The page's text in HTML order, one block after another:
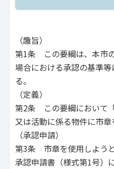
（趣旨）
第1条 この要綱は、本市
場合における承認の基準
る。
（定義）
第2条 この要綱において
又は活動に係る物件に市章
（承認申請）
第3条 市章を使用しよう
承認申請書（様式第1号）